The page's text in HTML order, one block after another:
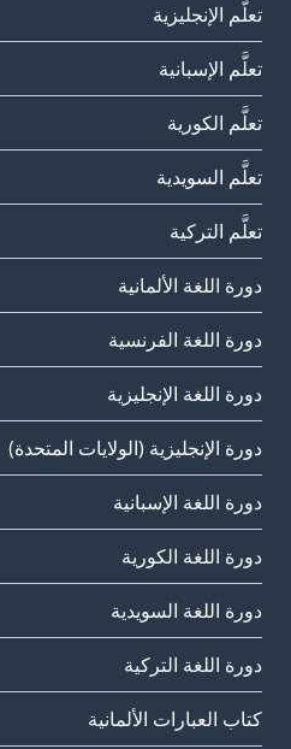
تعلَّم الإنجليزية
تعلَّم الإسبانية
تعلَّم الكورية
تعلَّم السويدية
تعلَّم التركية
دورة اللغة الألمانية
دورة اللغة الفرنسية
دورة اللغة الإنجليزية
دورة الإنجليزية (الولايات المتحدة)
دورة اللغة الإسبانية
دورة اللغة الكورية
دورة اللغة السويدية
دورة اللغة التركية
كتاب العبارات الألمانية